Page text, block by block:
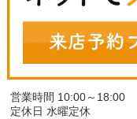
営業時間 10:00～18:00
定休日 水曜定休